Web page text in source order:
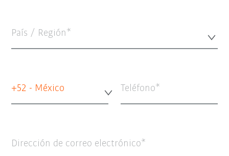
País / Región*
+52 - México Teléfono
Dirección de correo electrónico